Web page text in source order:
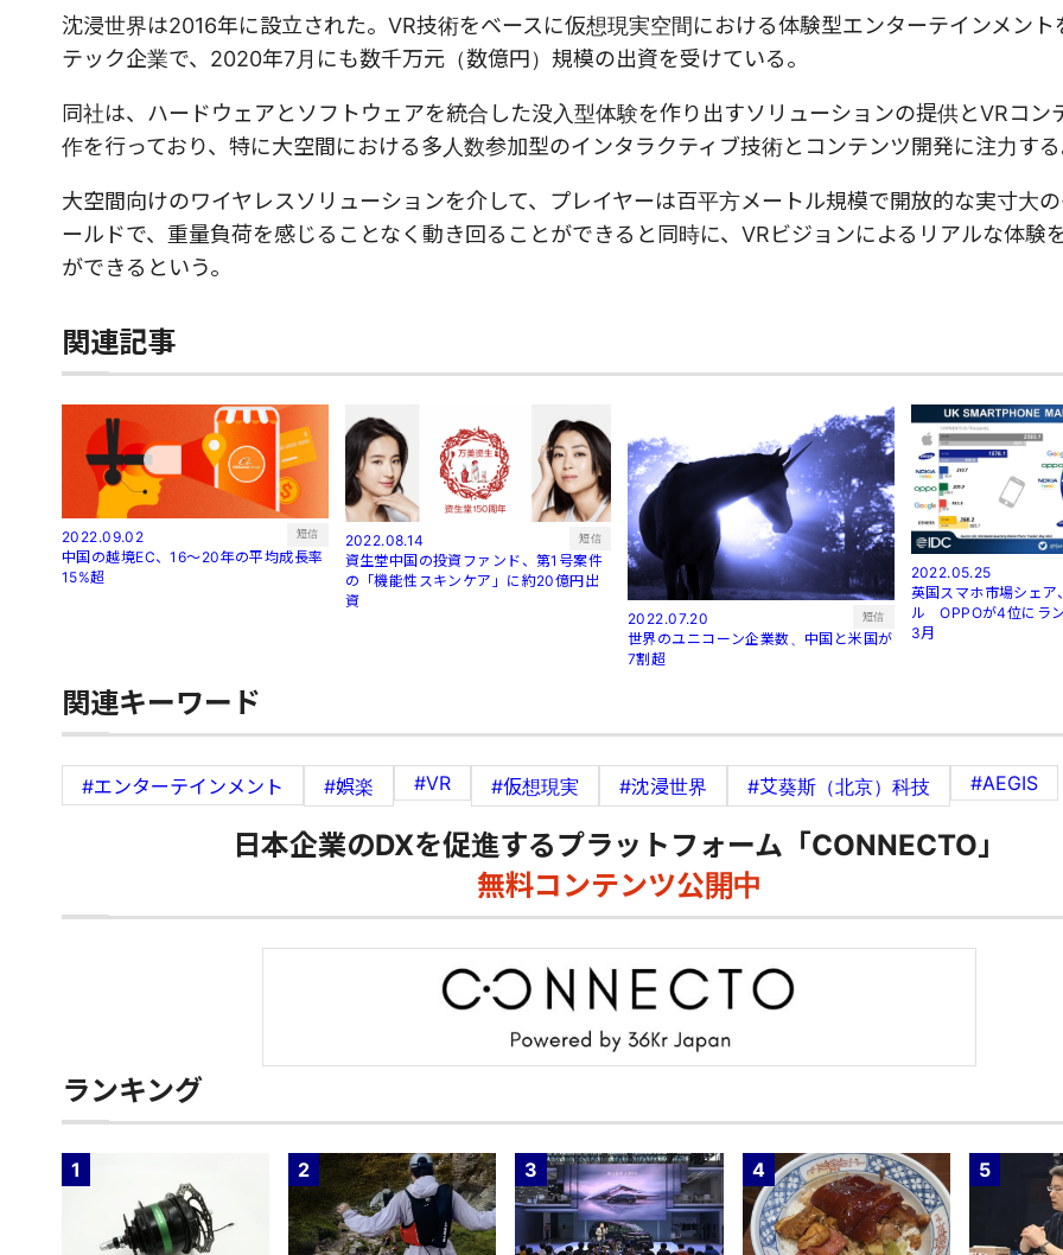
沈浸世界は2016年に設立された。VR技術をベースに仮想現実空間における体験型エンターテインメント
テック企業で、2020年7月にも数千万元（数億円）規模の出資を受けている。
同社は、ハードウェアとソフトウェアを統合した没入型体験を作り出すソリューションの提供とVRコン
作を行っており、特に大空間における多人数参加型のインタラクティブ技術とコンテンツ開発に注力す
大空間向けのワイヤレスソリューションを介して、プレイヤーは百平方メートル規模で開放的な実寸大
ールドで、重量負荷を感じることなく動き回ることができると同時に、VRビジョンによるリアルな体験
ができるという。
関連記事
2022.09.02 短信
中国の越境EC、16～20年の平均成長率
15%超
2022.08.14 短信
資生堂中国の投資ファンド、第1号案件
の「機能性スキンケア」に約20億円出
資
2022.07.20
短信
世界のユニコーン企業数、中国と米国が
7割超
2022.05.25
英国スマホ市場シェア
ル OPPOが4位にラ
3月
関連キーワード
#エンターテインメント #娯楽 #VR #仮想現実 #沈浸世界 #艾葵斯（北京）科技 #AEGIS
日本企業のDXを促進するプラットフォーム「CONNECTO」
無料コンテンツ公開中
ランキング
1 2 3 4 5